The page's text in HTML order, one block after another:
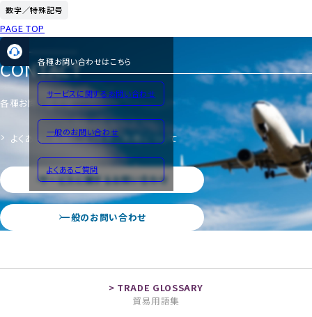
数字／特殊記号
PAGE TOP
各種お問い合わせはこちら
サービスに関するお問い合わせ
一般のお問い合わせ
よくあるご質問
CONTACT
各種お問い合わせ
よくあるご質問 サイトのご利用について
サービスに関するお問い合わせ
一般のお問い合わせ
貿易用語集